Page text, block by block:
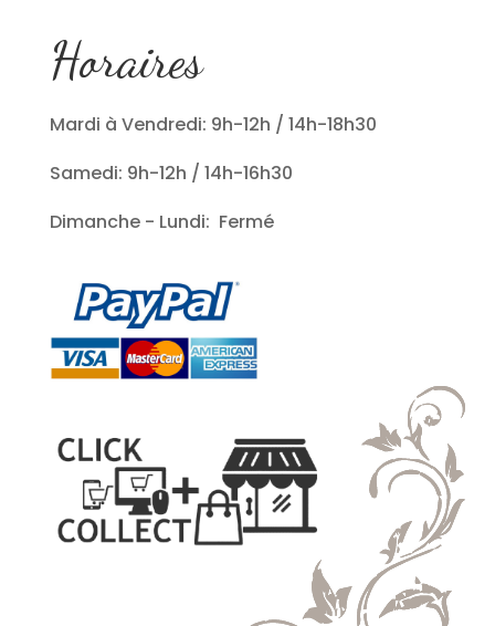
Horaires
Mardi à Vendredi: 9h-12h / 14h-18h30
Samedi: 9h-12h / 14h-16h30
Dimanche - Lundi: Fermé